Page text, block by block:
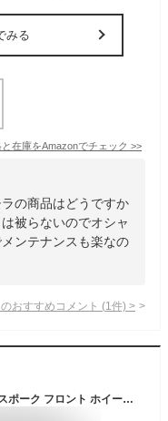
みる
在庫をAmazonでチェック >>
の商品はどうですか
被らないのでオシャ
ンテナンスも楽なの
おすすめコメント (1 件) >
VeroMan バトンホイール 街乗り用 スリースポーク フロント ホイール 700c 28インチ ピスト 自転車 パーツ